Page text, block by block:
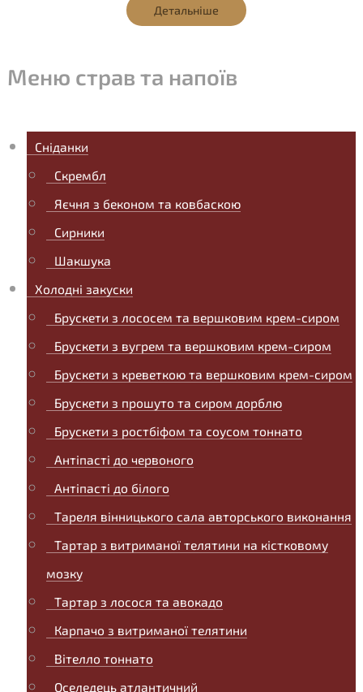
Детальніше
Меню страв та напоїв
Сніданки
Скрембл
Яєчня з беконом та ковбаскою
Сирники
Шакшука
Холодні закуски
Брускети з лососем та вершковим крем-сиром
Брускети з вугрем та вершковим крем-сиром
Брускети з креветкою та вершковим крем-сиром
Брускети з прошуто та сиром дорблю
Брускети з ростбіфом та соусом тоннато
Антіпасті до червоного
Антіпасті до білого
Тареля вінницького сала авторського виконання
Тартар з витриманої телятини на кістковому
мозку
Тартар з лосося та авокадо
Карпачо з витриманої телятини
Вітелло тоннато
Оселедець атлантичний